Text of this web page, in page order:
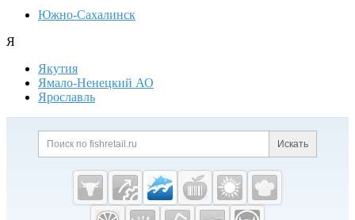
Южно-Сахалинск
Я
Якутия
Ямало-Ненецкий АО
Ярославль
Дополнительная информация
Поиск по сайту и
Искать
Cсылки на полезные проекты
Fishretail.ru —